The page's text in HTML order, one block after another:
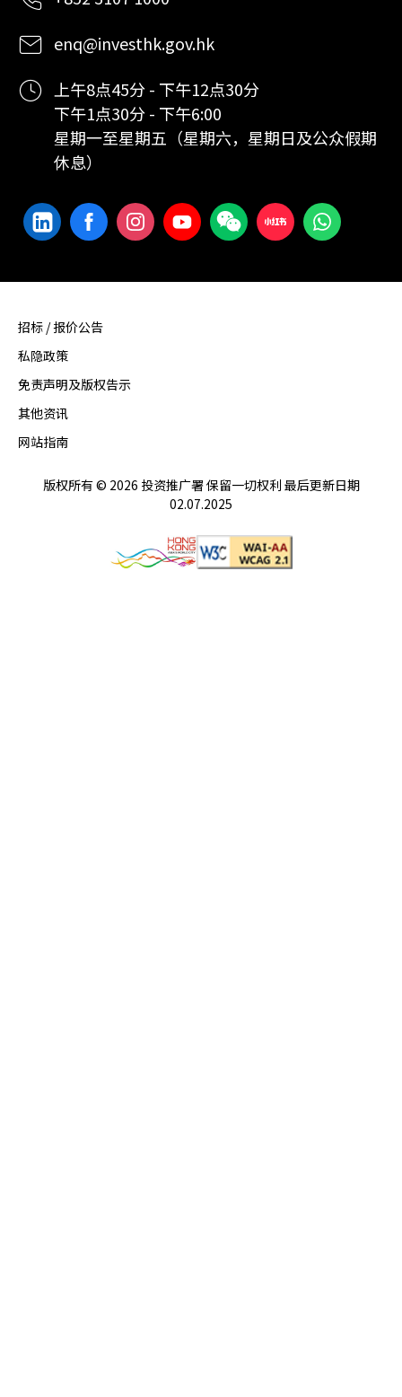
enq@investhk.gov.hk
上午8点45分 - 下午12点30分
下午1点30分 - 下午6:00
星期一至星期五（星期六，星期日及公众假期
休息）
招标 / 报价公告
私隐政策
免责声明及版权告示
其他资讯
网站指南
版权所有 © 2026 投资推广署 保留一切权利 最后更新日期
02.07.2025